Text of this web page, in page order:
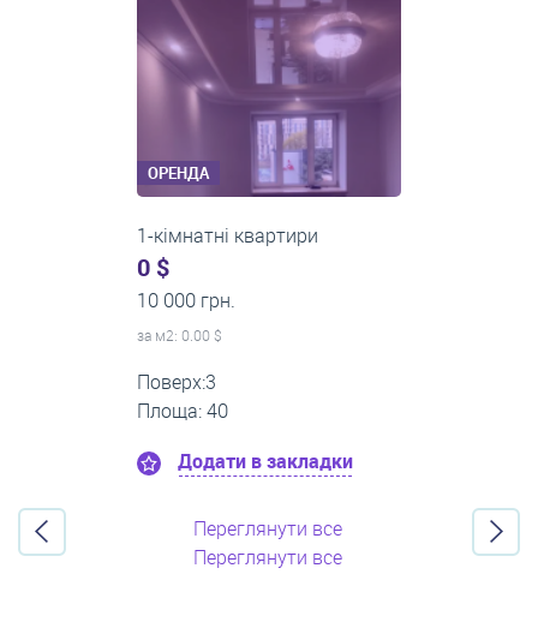
ОРЕНДА
1-кімнатні квартири
0 $
11 200 грн.
за м2: 0.00 $
Поверх:1
Площа: 35
Додати в закладки
Переглянути все
Переглянути все